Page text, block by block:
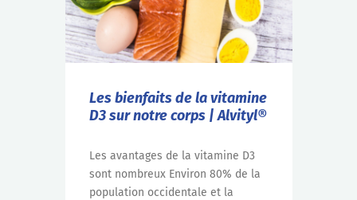
Les bienfaits de la vitamine
D3 sur notre corps | Alvityl®
Les avantages de la vitamine D3
sont nombreux Environ 80% de la
population occidentale et la